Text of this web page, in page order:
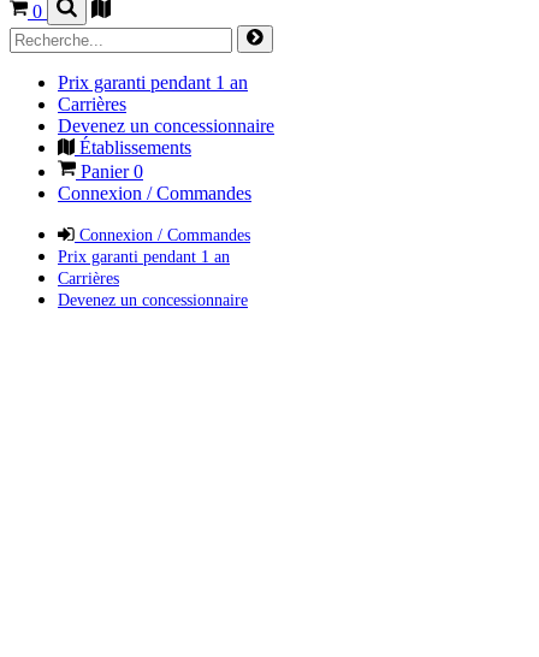
0
Prix garanti pendant 1 an
Carrières
Devenez un concessionnaire
Établissements
Panier0
Connexion / Commandes
Connexion / Commandes
Prix garanti pendant 1 an
Carrières
Devenez un concessionnaire